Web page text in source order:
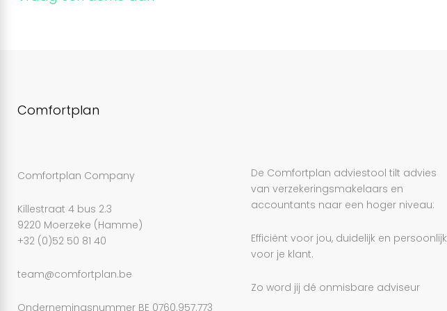
Comfortplan
Comfortplan Company
Killestraat 4 bus 2.3
9220 Moerzeke (Hamme)
+32 (0)52 50 81 40
team@comfortplan.be
Ondernemingsnummer BE 0760.957.773
De Comfortplan adviestool tilt advies
van verzekeringsmakelaars en
accountants naar een hoger niveau:
Efficiënt voor jou, duidelijk en persoonlijk
voor je klant.
Zo word jij dé onmisbare adviseur